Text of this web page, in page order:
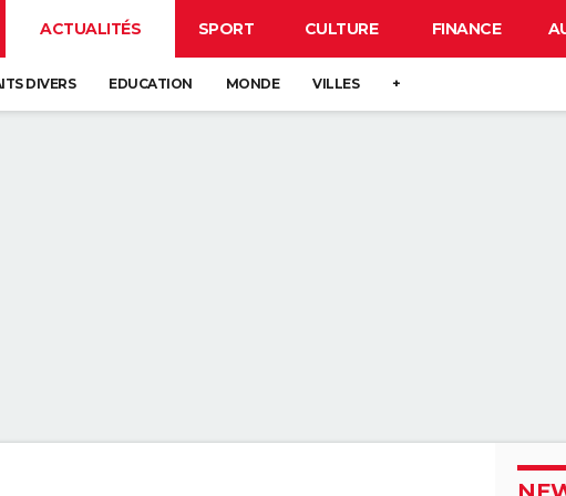
ACTUALITÉS SPORT CULTURE FINANCE
DIVERS EDUCATION MONDE VILLES +